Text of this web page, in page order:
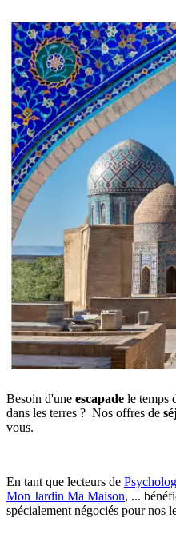
Besoin d'une escapade le temps
dans les terres ? Nos offres de
vous.
En tant que lecteurs de
Mon Jardin Ma Maison, ...
spécialement négociés pour nos